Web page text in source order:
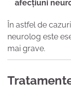
afecțiuni
În astfel de
neurolog este
mai grave.